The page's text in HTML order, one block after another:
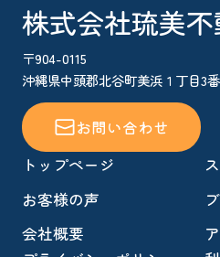
株式会社琉美
〒904-0115
沖縄県中頭郡北谷町美浜１丁目3
お問い合わせ
トップページ
お客様の声
会社概要